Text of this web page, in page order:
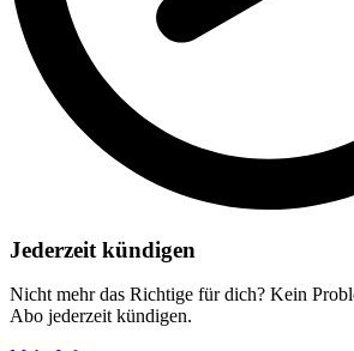
Jederzeit kündigen
Nicht mehr das Richtige für dich? Kein
Abo jederzeit kündigen.